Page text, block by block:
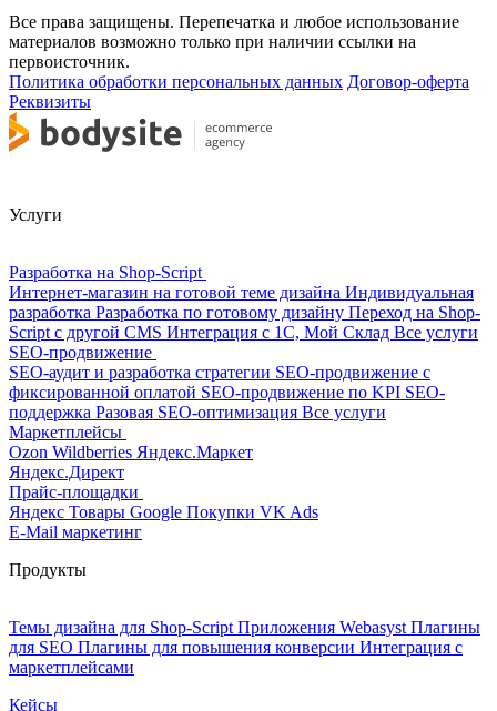
Все права защищены. Перепечатка и любое использование
материалов возможно только при наличии ссылки на
первоисточник.
Политика обработки персональных данных Договор-оферта
Реквизиты
Услуги
Разработка на Shop-Script
Интернет-магазин на готовой теме дизайна Индивидуальная
разработка Разработка по готовому дизайну Переход на Shop-
Script с другой CMS Интеграция с 1С, Мой Склад Все услуги
SEO-продвижение
SEO-аудит и разработка стратегии SEO-продвижение с
фиксированной оплатой SEO-продвижение по KPI SEO-
поддержка Разовая SEO-оптимизация Все услуги
Маркетплейсы
Ozon Wildberries Яндекс.Маркет
Яндекс.Директ
Прайс-площадки
Яндекс Товары Google Покупки VK Ads
E-Mail маркетинг
Продукты
Темы дизайна для Shop-Script Приложения Webasyst Плагины
для SEO Плагины для повышения конверсии Интеграция с
маркетплейсами
Кейсы